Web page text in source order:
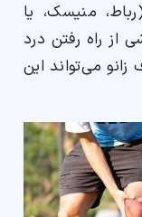
منیسک، یا
از راه رفتن درد
می‌تواند این